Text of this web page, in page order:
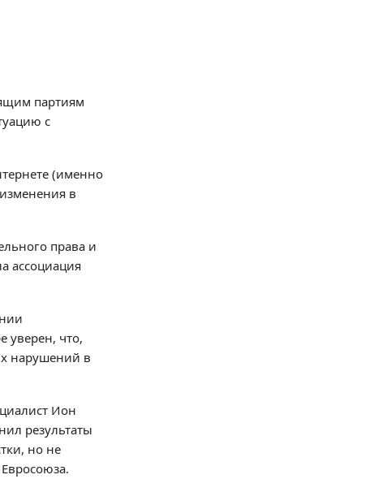
партиям
с
(именно
в
права и
ассоциация
уверен, что,
нарушений в
Ион
результаты
но не